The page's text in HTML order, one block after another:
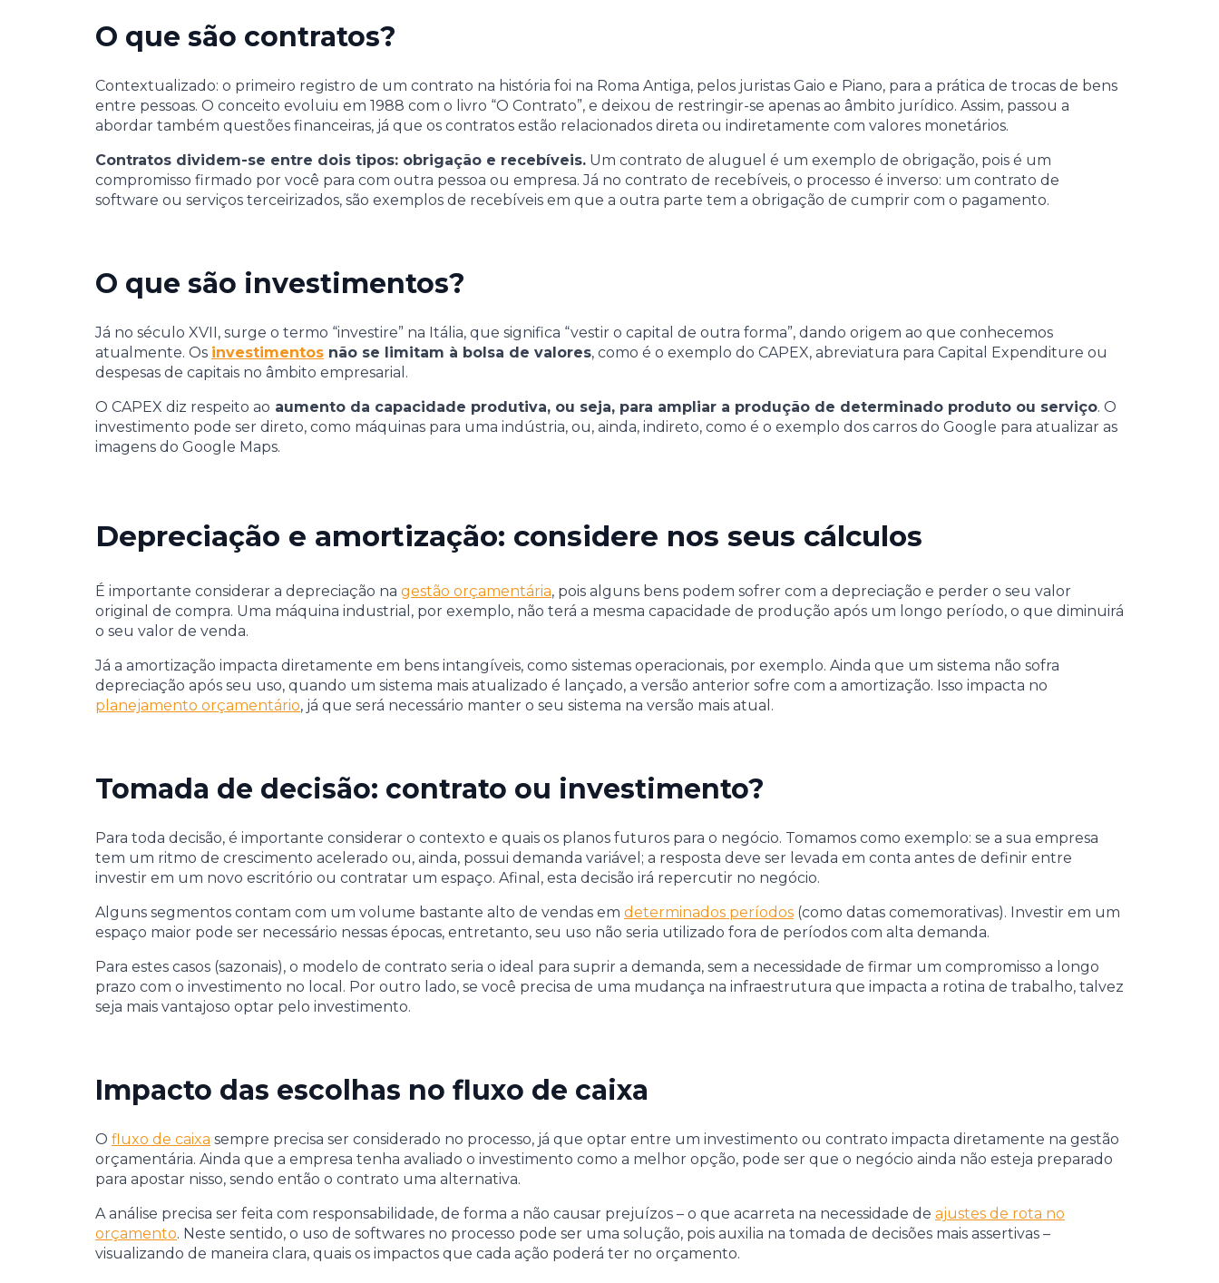
O que são contratos?
Contextualizado: o primeiro registro de um contrato na história foi na Roma Antiga, pelos juristas Gaio e Piano, para a prática de trocas de bens
entre pessoas. O conceito evoluiu em 1988 com o livro “O Contrato”, e deixou de restringir-se apenas ao âmbito jurídico. Assim, passou a
abordar também questões financeiras, já que os contratos estão relacionados direta ou indiretamente com valores monetários.
Contratos dividem-se entre dois tipos: obrigação e recebíveis. Um contrato de aluguel é um exemplo de obrigação, pois é um
compromisso firmado por você para com outra pessoa ou empresa. Já no contrato de recebíveis, o processo é inverso: um contrato de
software ou serviços terceirizados, são exemplos de recebíveis em que a outra parte tem a obrigação de cumprir com o pagamento.
O que são investimentos?
Já no século XVII, surge o termo “investire” na Itália, que significa “vestir o capital de outra forma”, dando origem ao que conhecemos
atualmente. Os investimentos não se limitam à bolsa de valores, como é o exemplo do CAPEX, abreviatura para Capital Expenditure ou
despesas de capitais no âmbito empresarial.
O CAPEX diz respeito ao aumento da capacidade produtiva, ou seja, para ampliar a produção de determinado produto ou serviço. O
investimento pode ser direto, como máquinas para uma indústria, ou, ainda, indireto, como é o exemplo dos carros do Google para atualizar as
imagens do Google Maps.
Depreciação e amortização: considere nos seus cálculos
É importante considerar a depreciação na gestão orçamentária, pois alguns bens podem sofrer com a depreciação e perder o seu valor
original de compra. Uma máquina industrial, por exemplo, não terá a mesma capacidade de produção após um longo período, o que diminuirá
o seu valor de venda.
Já a amortização impacta diretamente em bens intangíveis, como sistemas operacionais, por exemplo. Ainda que um sistema não sofra
depreciação após seu uso, quando um sistema mais atualizado é lançado, a versão anterior sofre com a amortização. Isso impacta no
planejamento orçamentário, já que será necessário manter o seu sistema na versão mais atual.
Tomada de decisão: contrato ou investimento?
Para toda decisão, é importante considerar o contexto e quais os planos futuros para o negócio. Tomamos como exemplo: se a sua empresa
tem um ritmo de crescimento acelerado ou, ainda, possui demanda variável; a resposta deve ser levada em conta antes de definir entre
investir em um novo escritório ou contratar um espaço. Afinal, esta decisão irá repercutir no negócio.
Alguns segmentos contam com um volume bastante alto de vendas em determinados períodos (como datas comemorativas). Investir em um
espaço maior pode ser necessário nessas épocas, entretanto, seu uso não seria utilizado fora de períodos com alta demanda.
Para estes casos (sazonais), o modelo de contrato seria o ideal para suprir a demanda, sem a necessidade de firmar um compromisso a longo
prazo com o investimento no local. Por outro lado, se você precisa de uma mudança na infraestrutura que impacta a rotina de trabalho, talvez
seja mais vantajoso optar pelo investimento.
Impacto das escolhas no fluxo de caixa
O fluxo de caixa sempre precisa ser considerado no processo, já que optar entre um investimento ou contrato impacta diretamente na gestão
orçamentária. Ainda que a empresa tenha avaliado o investimento como a melhor opção, pode ser que o negócio ainda não esteja preparado
para apostar nisso, sendo então o contrato uma alternativa.
A análise precisa ser feita com responsabilidade, de forma a não causar prejuízos – o que acarreta na necessidade de ajustes de rota no
orçamento. Neste sentido, o uso de softwares no processo pode ser uma solução, pois auxilia na tomada de decisões mais assertivas –
visualizando de maneira clara, quais os impactos que cada ação poderá ter no orçamento.